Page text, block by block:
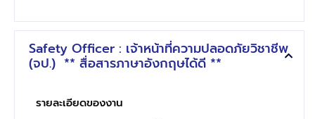
Safety Officer : เจ้าหน้าที่ความปลอดภัยวิชาชีพ
(จป.) ** สื่อสารภาษาอังกฤษได้ดี **
รายละเอียดของงาน